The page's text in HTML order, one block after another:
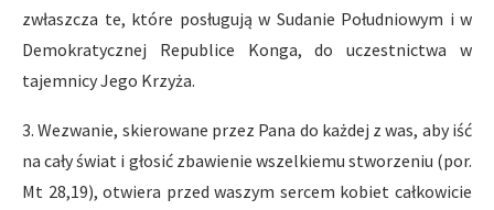
zwłaszcza te, które posługują w Sudanie Południowym i w
Demokratycznej Republice Konga, do uczestnictwa w
tajemnicy Jego Krzyża.
3. Wezwanie, skierowane przez Pana do każdej z was, aby iść
na cały świat i głosić zbawienie wszelkiemu stworzeniu (por.
Mt 28,19), otwiera przed waszym sercem kobiet całkowicie